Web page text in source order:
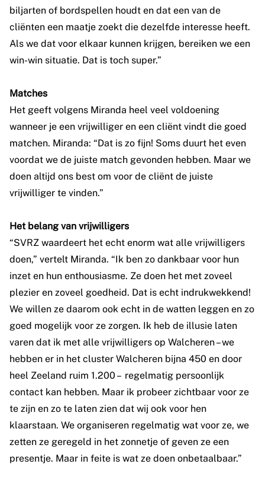
biljarten of bordspellen houdt en dat een van de
cliënten een maatje zoekt die dezelfde interesse heeft.
Als we dat voor elkaar kunnen krijgen, bereiken we een
win-win situatie. Dat is toch super.”
Matches
Het geeft volgens Miranda heel veel voldoening
wanneer je een vrijwilliger en een cliënt vindt die goed
matchen. Miranda: “Dat is zo fijn! Soms duurt het even
voordat we de juiste match gevonden hebben. Maar we
doen altijd ons best om voor de cliënt de juiste
vrijwilliger te vinden.”
Het belang van vrijwilligers
“SVRZ waardeert het echt enorm wat alle vrijwilligers
doen,” vertelt Miranda. “Ik ben zo dankbaar voor hun
inzet en hun enthousiasme. Ze doen het met zoveel
plezier en zoveel goedheid. Dat is echt indrukwekkend!
We willen ze daarom ook echt in de watten leggen en zo
goed mogelijk voor ze zorgen. Ik heb de illusie laten
varen dat ik met alle vrijwilligers op Walcheren – we
hebben er in het cluster Walcheren bijna 450 en door
heel Zeeland ruim 1.200 – regelmatig persoonlijk
contact kan hebben. Maar ik probeer zichtbaar voor ze
te zijn en zo te laten zien dat wij ook voor hen
klaarstaan. We organiseren regelmatig wat voor ze, we
zetten ze geregeld in het zonnetje of geven ze een
presentje. Maar in feite is wat ze doen onbetaalbaar.”